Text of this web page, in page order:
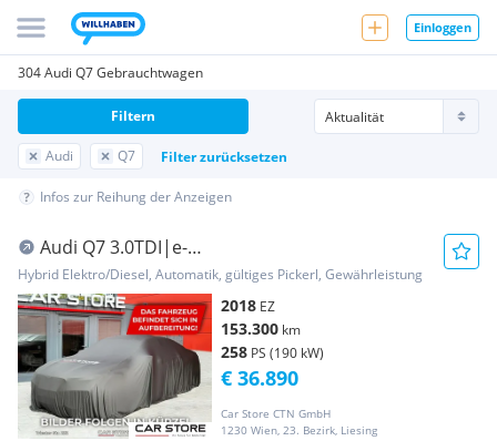
Einloggen
304 Audi Q7 Gebrauchtwagen
Audi Q7 Filter zurücksetzen
Filtern
Infos zur Reihung der Anzeigen
Audi Q7 3.0TDI|e-
tron|SLine|quattro|Pano|Bose|HUD|AC...
Hybrid Elektro/Diesel, Automatik, gültiges Pickerl, Gewährleistung
2018 EZ
153.300 km
258 PS (190 kW)
Car Store CTN GmbH
1230 Wien, 23. Bezirk, Liesing
€ 36.890